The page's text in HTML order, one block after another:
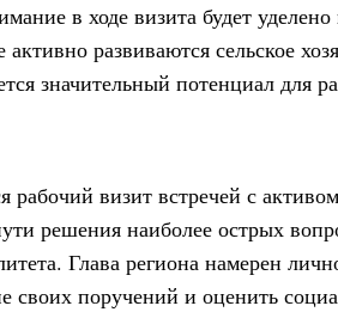
в ходе визита будет
активно развиваются сельское
значительный потенциал для
рабочий визит встречей с
решения наиболее острых
Глава региона намерен
своих поручений и оценить